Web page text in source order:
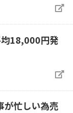
均18,000円発
が忙しい為売